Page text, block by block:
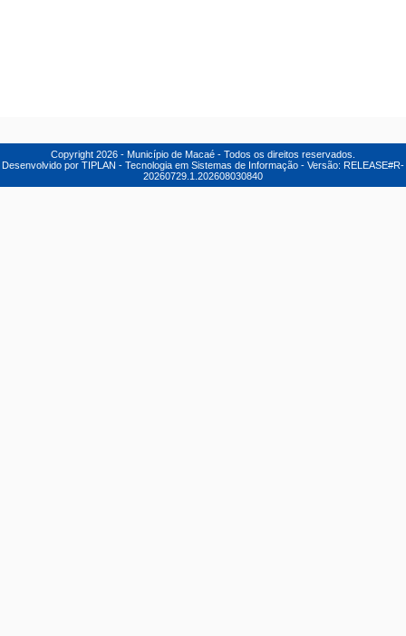
Copyright 2026 - Município de Macaé - Todos os direitos reservados.
Desenvolvido por TIPLAN - Tecnologia em Sistemas de Informação - Versão: RELEASE#R-
20260729.1.202608030840